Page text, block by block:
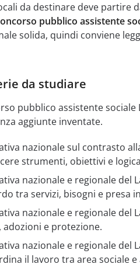
da destinare deve partire
pubblico assistente
solida, quindi conviene
da studiare
pubblico assistente
aggiunte inventate.
nazionale sul contrasto
strumenti, obiettivi e
nazionale e regionale del
tra servizi, bisogni e presa
nazionale e regionale del
adozioni e protezione.
nazionale e regionale del
il lavoro tra area sociale